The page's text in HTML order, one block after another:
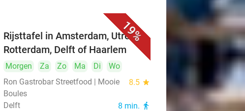
19%
Rijsttafel in Amsterdam, Utrecht,
Rotterdam, Delft of Haarlem
Morgen Za Zo Ma Di
Wo
Ron Gastrobar Streetfood | Mooie
Boules
8.5 star
Delft 8 min. directions_walk